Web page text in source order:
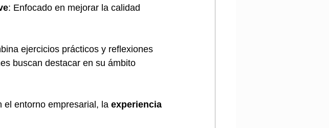
: Enfocado en mejorar la calidad
ejercicios prácticos y reflexiones
buscan destacar en su ámbito
el entorno empresarial, la experiencia